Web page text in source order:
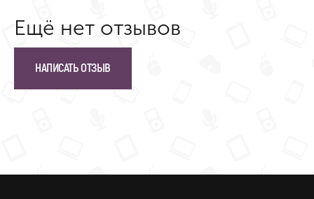
Ещё нет отзывов
НАПИСАТЬ ОТЗЫВ